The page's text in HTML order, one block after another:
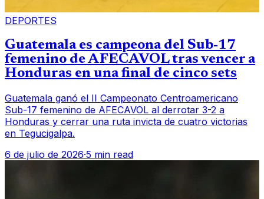
DEPORTES
Guatemala es campeona del Sub-17
femenino de AFECAVOL tras vencer a
Honduras en una final de cinco sets
Guatemala ganó el II Campeonato Centroamericano
Sub-17 femenino de AFECAVOL al derrotar 3-2 a
Honduras y cerrar una ruta invicta de cuatro victorias
en Tegucigalpa.
6 de julio de 2026·5 min read